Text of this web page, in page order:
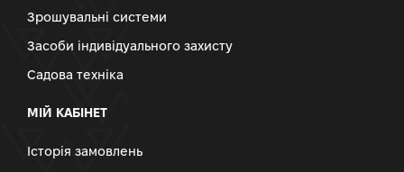
Зрошувальні системи
Засоби індивідуального захисту
Садова техніка
МІЙ КАБІНЕТ
Історія замовлень